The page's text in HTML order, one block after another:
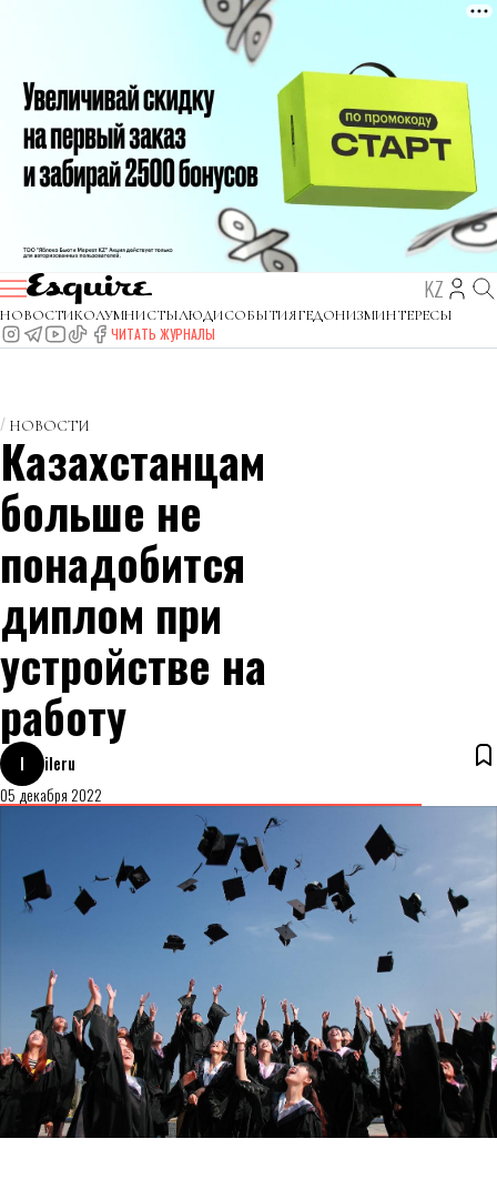
KZ
НОВОСТИКОЛУМНИСТЫЛЮДИСОБЫТИЯГЕДОНИЗМИНТЕРЕСЫ
ЧИТАТЬ ЖУРНАЛЫ
НОВОСТИ
Казахстанцам
больше не
понадобится
диплом при
устройстве на
работу
I
ileru
05 декабря 2022